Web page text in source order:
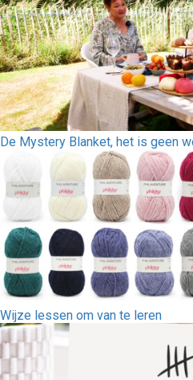
De Mystery Blanket, het is geen
Wijze lessen om van te leren